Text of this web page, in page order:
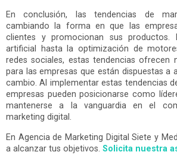
En conclusión, las tendencias de
cambiando la forma en que las
clientes y promocionan sus productos.
artificial hasta la optimización de
redes sociales, estas tendencias ofrecen
para las empresas que están dispuestas a
cambio. Al implementar estas tendencias
empresas pueden posicionarse como
mantenerse a la vanguardia en el
marketing digital.
En Agencia de Marketing Digital Siete y
a alcanzar tus objetivos. Solicita nuestra